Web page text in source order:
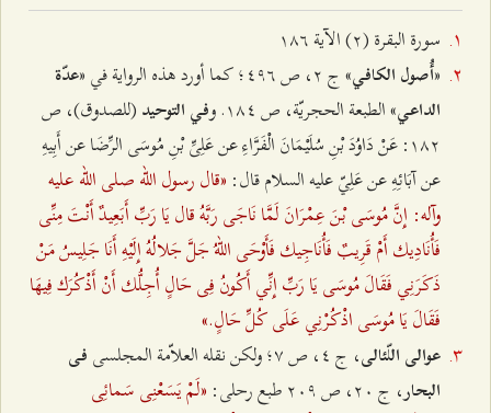
سورة البقرة (٢) الآية ۱۸٦
«أُصول الكافي» ج ٢، ص ٤٩٦؛ كما أورد هذه الرواية في «
عدّة
الداعي» الطبعة الحجريّة، ص ۱۸٤. و في التوحید (للصدوق)، ص
۱۸٢: عَنْ دَاوُدَ بْنِ سُلَیْمَانَ الْفَرَّاءِ عن عَلِیِّ بْنِ مُوسَی الرِّضَا عن أَبِیهِ
عن آبَائِهِ عن عَلِيّ عليه السلام قال: «قال رسول الله صلى الله عليه
وآله: إِنَّ مُوسَی بْنَ عِمْرَانَ لَمَّا نَاجَی رَبَّهُ قال یَا رَبِّ أَبَعِیدٌ أَنْتَ مِنِّی
فَأُنَادِيك أَمْ قَرِیبٌ فَأُنَاجِیك فَأَوْحَی اللهُ جَلَّ جَلالُهُ إِلَیْهِ أَنَا جَلِیسُ مَنْ
ذَکَرَنِي فَقَالَ مُوسَی یَا رَبِّ إِنِّي أَکُونُ فِی حَالٍ أُجِلُّك أَنْ أَذْکُرَك فِیهَا
فَقَالَ یَا مُوسَی اذْکُرْنِي عَلَی کُلِّ حَالٍ.»
عوالی اللّئالی، ج ٤، ص ۷؛ ولکن نقله العلاّمة المجلسی
فی
البحار، ج ٢۰، ص ٢۰٩ طبع رحلی:
«لَمْ یَسَعْنِی سَمائِی